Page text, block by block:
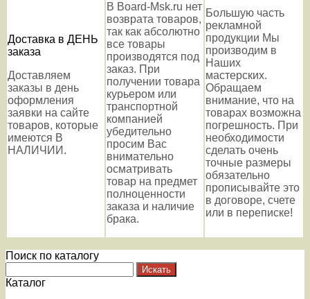
Доставка в ДЕНЬ
заказа
Доставляем
заказы в день
оформления
заявки на сайте
товаров, которые
имеются В
НАЛИЧИИ.
В Board-Msk.ru нет
возврата товаров,
так как абсолютно
все товары
производятся под
заказ. При
получении товара
курьером или
транспортной
компанией
убедительно
просим Вас
внимательно
осматривать
товар на предмет
полноценности
заказа и наличие
брака.
Большую часть
рекламной
продукции Мы
производим в
Наших
мастерских.
Обращаем
внимание, что на
товарах возможна
погрешность. При
необходимости
сделать очень
точные размеры
обязательно
прописывайте это
в договоре, счете
или в переписке!
Поиск по каталогу
Каталог